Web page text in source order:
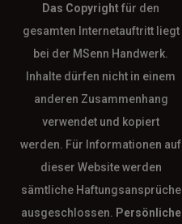
Das Copyrightfür den
gesamten Internetauftritt liegt
bei der MSenn Handwerk.
Inhalte dürfen nicht in einem
anderen Zusammenhang
verwendet und kopiert
werden. Für Informationen auf
dieser Website werden
sämtliche Haftungsansprüche
ausgeschlossen. Persönliche